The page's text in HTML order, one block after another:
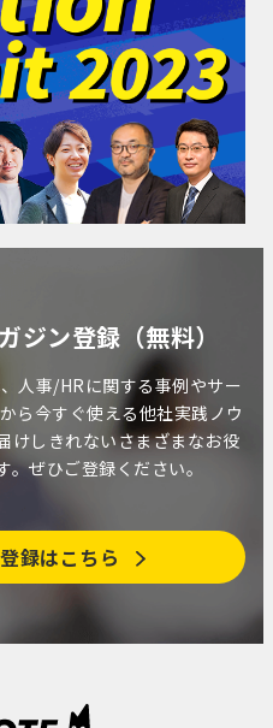
ジン登録（無料）
人事/HRに関する事例やサー
ら今すぐ使える他社実践ノウ
けしきれないさまざまなお役
ぜひご登録ください。
録はこちら